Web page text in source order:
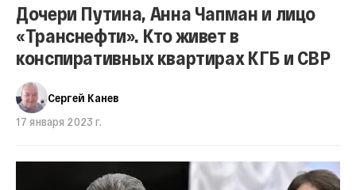
Дочери Путина, Анна Чапман и лицо
«Транснефти». Кто живет в
конспиративных квартирах КГБ и СВР
Сергей Канев
17 января 2023 г.